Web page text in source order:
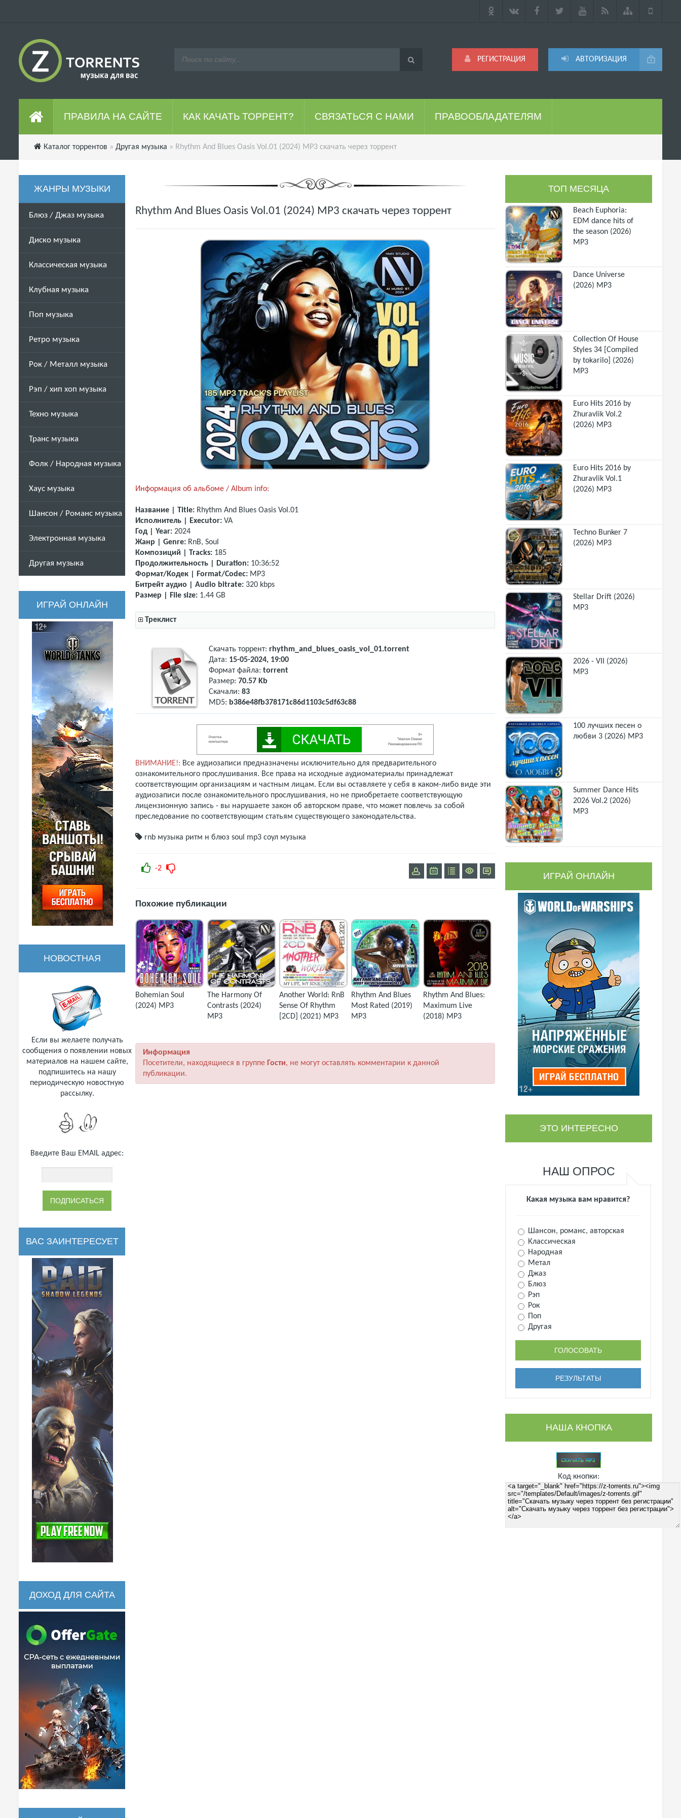
АВТОРИЗАЦИЯ
РЕГИСТРАЦИЯ
ПРАВИЛА НА САЙТЕ КАК КАЧАТЬ ТОРРЕНТ? СВЯЗАТЬСЯ С НАМИ ПРАВООБЛАДАТЕЛЯМ
Каталог торрентов » Другая музыка » Rhythm And Blues Oasis Vol.01 (2024) MP3 скачать через торрент
ЖАНРЫ МУЗЫКИ
Блюз / Джаз музыка
Диско музыка
Классическая музыка
Клубная музыка
Поп музыка
Ретро музыка
Рок / Металл музыка
Рэп / хип хоп музыка
Техно музыка
Транс музыка
Фолк / Народная музыка
Хаус музыка
Шансон / Романс музыка
Электронная музыка
Другая музыка
ИГРАЙ ОНЛАЙН
НОВОСТНАЯ
РАССЫЛКА
Если вы желаете получать
сообщения о появлении новых
материалов на нашем сайте,
подпишитесь на нашу
периодическую новостную
рассылку.
Введите Ваш EMAIL адрес:
ВАС ЗАИНТЕРЕСУЕТ
ДОХОД ДЛЯ САЙТА
Rhythm And Blues Oasis Vol.01 (2024) MP3 скачать через торрент
Информация об альбоме / Album info:
Название | Title: Rhythm And Blues Oasis Vol.01
Исполнитель | Executor: VA
Год | Year: 2024
Жанр | Genre: RnB, Soul
Композиций | Tracks: 185
Продолжительность | Duration: 10:36:52
Формат/Кодек | Format/Codec: MP3
Битрейт аудио | Audio bitrate: 320 kbps
Размер | File size: 1.44 GB
Треклист
Скачать торрент: rhythm_and_blues_oasis_vol_01.torrent
Дата: 15-05-2024, 19:00
Формат файла: torrent
Размер: 70.57 Kb
Скачали: 83
MD5: b386e48fb378171c86d1103c5df63c88
ВНИМАНИЕ!: Все аудиозаписи предназначены исключительно для предварительного
ознакомительного прослушивания. Все права на исходные аудиоматериалы принадлежат
соответствующим организациям и частным лицам. Если вы оставляете у себя в каком-либо виде эти
аудиозаписи после ознакомительного прослушивания, но не приобретаете соответствующую
лицензионную запись - вы нарушаете закон об авторском праве, что может повлечь за собой
преследование по соответствующим статьям существующего законодательства.
rnb музыка ритм н блюз soul mp3 соул музыка
-2
Похожие публикации
Bohemian Soul
(2024) MP3
The Harmony Of
Contrasts (2024)
MP3
Another World: RnB
Sense Of Rhythm
[2CD] (2021) MP3
Rhythm And Blues
Most Rated (2019)
MP3
Rhythm And Blues:
Maximum Live
(2018) MP3
Информация
Посетители, находящиеся в группе Гости, не могут оставлять комментарии к данной
публикации.
ТОП МЕСЯЦА
Beach Euphoria:
EDM dance hits of
the season (2026)
MP3
Dance Universe
(2026) MP3
Collection Of House
Styles 34 [Compiled
by tokarilo] (2026)
MP3
Euro Hits 2016 by
Zhuravlik Vol.2
(2026) MP3
Euro Hits 2016 by
Zhuravlik Vol.1
(2026) MP3
Techno Bunker 7
(2026) MP3
Stellar Drift (2026)
MP3
2026 - VII (2026)
MP3
100 лучших песен о
любви 3 (2026) MP3
Summer Dance Hits
2026 Vol.2 (2026)
MP3
ИГРАЙ ОНЛАЙН
ЭТО ИНТЕРЕСНО
НАШ ОПРОС
Какая музыка вам нравится?
Шансон, романс, авторская
Классическая
Народная
Метал
Джаз
Блюз
Рэп
Рок
Поп
Другая
НАША КНОПКА
Код кнопки: